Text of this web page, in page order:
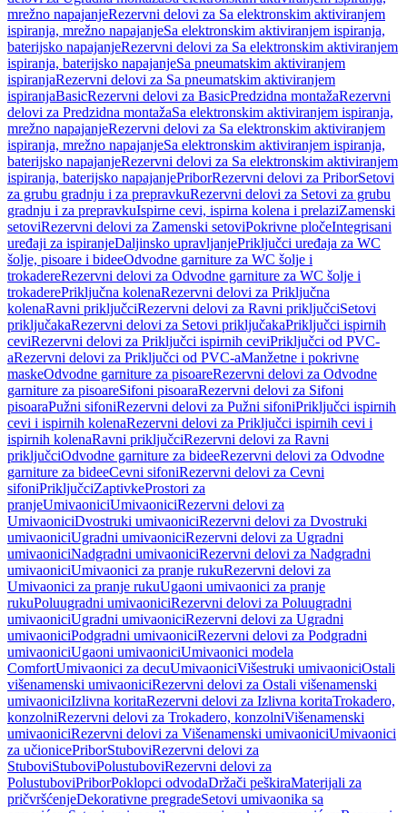
mrežno napajanjeRezervni delovi za Sa elektronskim aktiviranjem
ispiranja, mrežno napajanjeSa elektronskim aktiviranjem ispiranja,
baterijsko napajanjeRezervni delovi za Sa elektronskim aktiviranjem
ispiranja, baterijsko napajanjeSa pneumatskim aktiviranjem
ispiranjaRezervni delovi za Sa pneumatskim aktiviranjem
ispiranjaBasicRezervni delovi za BasicPredzidna montažaRezervni
delovi za Predzidna montažaSa elektronskim aktiviranjem ispiranja,
mrežno napajanjeRezervni delovi za Sa elektronskim aktiviranjem
ispiranja, mrežno napajanjeSa elektronskim aktiviranjem ispiranja,
baterijsko napajanjeRezervni delovi za Sa elektronskim aktiviranjem
ispiranja, baterijsko napajanjePriborRezervni delovi za PriborSetovi
za grubu gradnju i za prepravkuRezervni delovi za Setovi za grubu
gradnju i za prepravkuIspirne cevi, ispirna kolena i prelaziZamenski
setoviRezervni delovi za Zamenski setoviPokrivne pločeIntegrisani
uređaji za ispiranjeDaljinsko upravljanjePriključci uređaja za WC
šolje, pisoare i bideeOdvodne garniture za WC šolje i
trokadereRezervni delovi za Odvodne garniture za WC šolje i
trokaderePriključna kolenaRezervni delovi za Priključna
kolenaRavni priključciRezervni delovi za Ravni priključciSetovi
priključakaRezervni delovi za Setovi priključakaPriključci ispirnih
ceviRezervni delovi za Priključci ispirnih ceviPriključci od PVC-
aRezervni delovi za Priključci od PVC-aManžetne i pokrivne
maskeOdvodne garniture za pisoareRezervni delovi za Odvodne
garniture za pisoareSifoni pisoaraRezervni delovi za Sifoni
pisoaraPužni sifoniRezervni delovi za Pužni sifoniPriključci ispirnih
cevi i ispirnih kolenaRezervni delovi za Priključci ispirnih cevi i
ispirnih kolenaRavni priključciRezervni delovi za Ravni
priključciOdvodne garniture za bideeRezervni delovi za Odvodne
garniture za bideeCevni sifoniRezervni delovi za Cevni
sifoniPriključciZaptivkeProstori za
pranjeUmivaoniciUmivaoniciRezervni delovi za
UmivaoniciDvostruki umivaoniciRezervni delovi za Dvostruki
umivaoniciUgradni umivaoniciRezervni delovi za Ugradni
umivaoniciNadgradni umivaoniciRezervni delovi za Nadgradni
umivaoniciUmivaonici za pranje rukuRezervni delovi za
Umivaonici za pranje rukuUgaoni umivaonici za pranje
rukuPoluugradni umivaoniciRezervni delovi za Poluugradni
umivaoniciUgradni umivaoniciRezervni delovi za Ugradni
umivaoniciPodgradni umivaoniciRezervni delovi za Podgradni
umivaoniciUgaoni umivaoniciUmivaonici modela
ComfortUmivaonici za decuUmivaoniciVišestruki umivaoniciOstali
višenamenski umivaoniciRezervni delovi za Ostali višenamenski
umivaoniciIzlivna koritaRezervni delovi za Izlivna koritaTrokadero,
konzolniRezervni delovi za Trokadero, konzolniVišenamenski
umivaoniciRezervni delovi za Višenamenski umivaoniciUmivaonici
za učionicePriborStuboviRezervni delovi za
StuboviStuboviPolustuboviRezervni delovi za
PolustuboviPriborPoklopci odvodaDržači peškiraMaterijali za
pričvršćenjeDekorativne pregradeSetovi umivaonika sa